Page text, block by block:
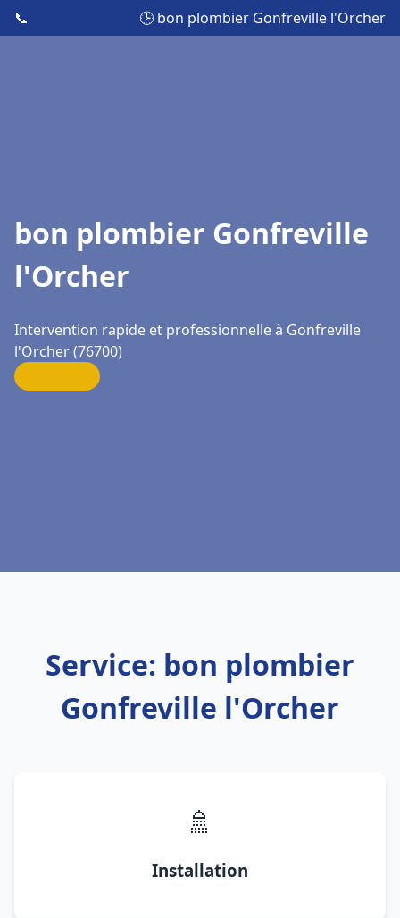
📞 🕒 bon plombier Gonfreville l'Orcher
bon plombier Gonfreville
l'Orcher
Intervention rapide et professionnelle à Gonfreville
l'Orcher (76700)
Service: bon plombier
Gonfreville l'Orcher
🚿
Installation